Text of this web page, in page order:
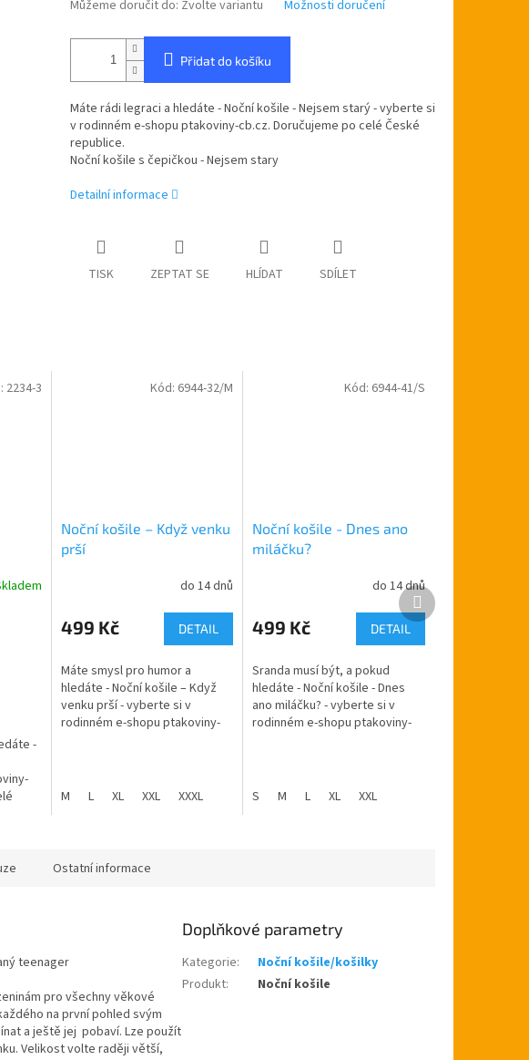
Můžeme doručit do: Zvolte variantu Možnosti doručení
Přidat do košíku
Máte rádi legraci a hledáte - Noční košile - Nejsem starý - vyberte si
v rodinném e-shopu ptakoviny-cb.cz. Doručujeme po celé České
republice.
Noční košile s čepičkou - Nejsem stary
Detailní informace
TISK ZEPTAT SE HLÍDAT SDÍLET
-
2234-3
Noční košile – Když venku
prší
do 14 dnů
499 Kč DETAIL
Máte smysl pro humor a
hledáte - Noční košile – Když
venku prší - vyberte si v
rodinném e-shopu ptakoviny-
M
L XL XXL XXXL
Kód: 6944-32/M
Noční košile - Dnes ano
miláčku?
produktu
je
z
5
hvězdiček.
do 14 dnů
499 Kč DETAIL
Sranda musí být, a pokud
hledáte - Noční košile - Dnes
ano miláčku? - vyberte si v
rodinném e-shopu ptakoviny-
S
M L XL XXL
Kód: 6944-41/S
Další
produkt
Ostatní informace
teenager
pro všechny věkové
na první pohled svým
a ještě jej pobaví. Lze použít
Velikost volte raději větší,
Doplňkové parametry
Kategorie:
Noční košile/košilky
Produkt: Noční košile